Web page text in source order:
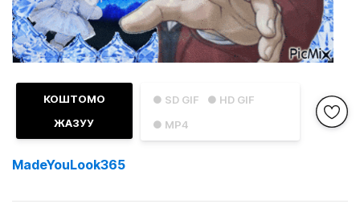
● SD GIF
● HD GIF
● MP4
КОШТОМО
ЖАЗУУ
MadeYouLook365